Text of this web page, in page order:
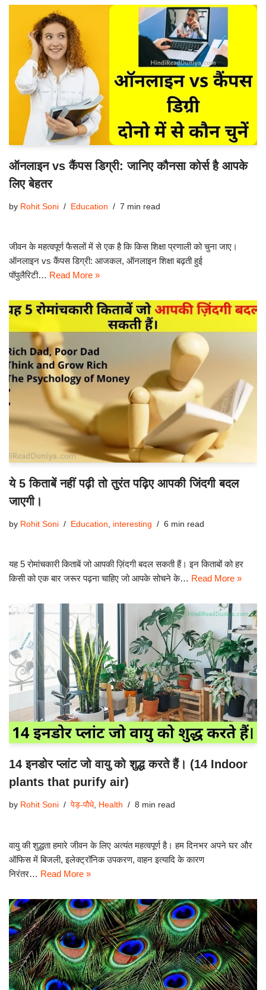
ऑनलाइन vs कैंपस डिग्री: जानिए कौनसा कोर्स है आपके
लिए बेहतर
by Rohit Soni Education 7 min read
जीवन के महत्वपूर्ण फैसलों में से एक है कि किस शिक्षा प्रणाली को चुना जाए।
ऑनलाइन vs कैंपस डिग्री: आजकल, ऑनलाइन शिक्षा बढ़ती हुई
पॉपुलैरिटी… Read More »
ये 5 किताबें नहीं पढ़ी तो तुरंत पढ़िए आपकी जिंदगी बदल
जाएगी।
by Rohit Soni Education interesting 6 min read
यह 5 रोमांचकारी किताबें जो आपकी ज़िंदगी बदल सकती हैं। इन किताबों को हर
किसी को एक बार जरूर पढ़ना चाहिए जो आपके सोचने के… Read More »
14 इनडोर प्लांट जो वायु को शुद्ध करते हैं। (14 Indoor
plants that purify air)
by Rohit Soni पेड़-पौधे, Health 8 min read
वायु की शुद्धता हमारे जीवन के लिए अत्यंत महत्वपूर्ण है। हम दिनभर अपने घर और
ऑफिस में बिजली, इलेक्ट्रॉनिक उपकरण, वाहन इत्यादि के कारण
निरंतर… Read More »